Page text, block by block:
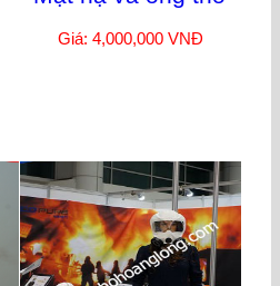
Giá: 4,000,000 VNĐ